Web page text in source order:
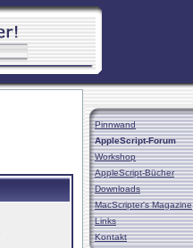
Pinnwand
AppleScript-Forum
Workshop
AppleScript-Bücher
Downloads
MacScripter's Magazine
Links
Kontakt